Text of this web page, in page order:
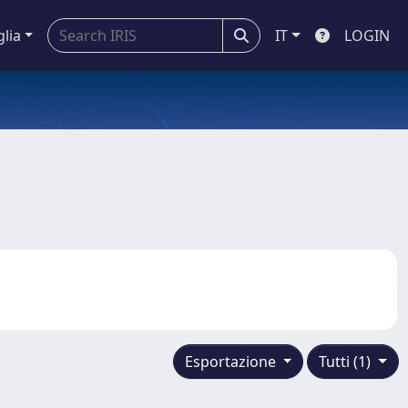
IT LOGIN
Tutti (1)
Esportazione